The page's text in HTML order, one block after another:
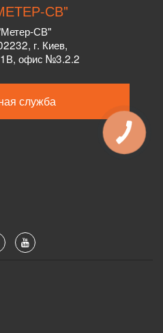
СВ"
СВ"
, г. Киев,
1В, офис №3.2.2
служба